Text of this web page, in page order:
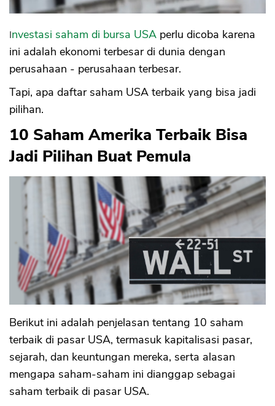
Investasi saham di bursa USA perlu dicoba karena
ini adalah ekonomi terbesar di dunia dengan
perusahaan - perusahaan terbesar.
Tapi, apa daftar saham USA terbaik yang bisa jadi
pilihan.
10 Saham Amerika Terbaik Bisa
Jadi Pilihan Buat Pemula
Berikut ini adalah penjelasan tentang 10 saham
terbaik di pasar USA, termasuk kapitalisasi pasar,
sejarah, dan keuntungan mereka, serta alasan
mengapa saham-saham ini dianggap sebagai
saham terbaik di pasar USA.